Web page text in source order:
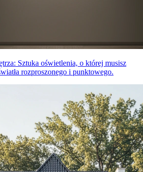
Sztuka oświetlenia, o której musisz
rozproszonego i punktowego.